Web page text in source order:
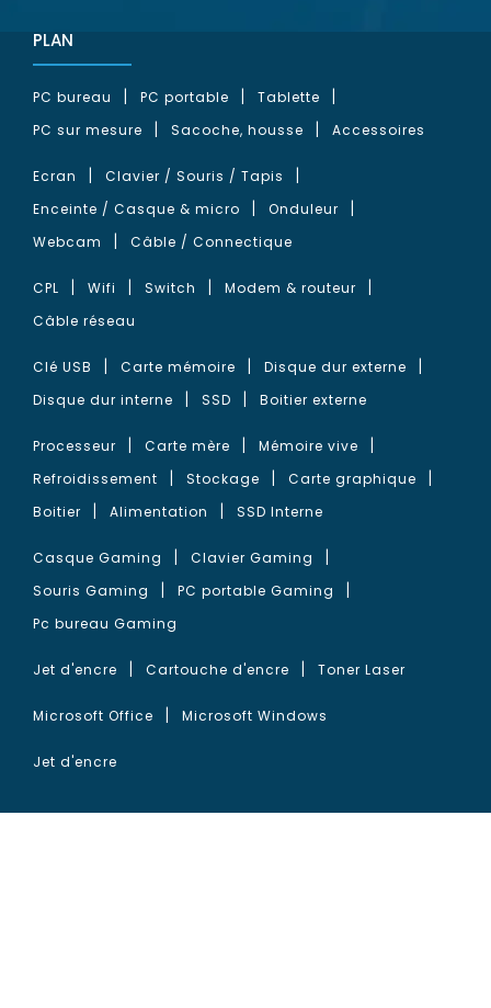
PLAN
PC bureau PC portable
Tablette
PC sur mesure
Sacoche, housse Accessoires
Ecran
Clavier / Souris / Tapis
Enceinte / Casque & micro
Onduleur
Webcam
Câble / Connectique
CPL Wifi Switch
Modem & routeur
Câble réseau
Clé USB Carte mémoire
Disque dur externe
Disque dur interne
SSD Boitier externe
Processeur Carte mère
Mémoire vive
Refroidissement
Stockage
Carte graphique
Boitier
Alimentation SSD Interne
Casque Gaming
Clavier Gaming
Souris Gaming
PC portable Gaming
Pc bureau Gaming
Jet d'encre Cartouche d'encre Toner Laser
Microsoft Office Microsoft Windows
Jet d'encre